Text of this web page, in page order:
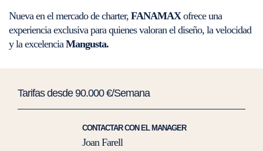
Nueva en el mercado de charter, FANAMAXofrece una
experiencia exclusiva para quienes valoran el diseño, la velocidad
y la excelenciaMangusta.
Tarifas desde 90.000 €/Semana
CONTACTAR CON EL MANAGER
Joan Farell